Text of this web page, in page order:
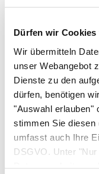
Dürfen wir Cookies
Wir übermitteln
unser Webangebot
Dienste zu den
dürfen, benötigen
"Auswahl erlauben"
stimmen Sie
umfasst auch Ihre
DSGVO. Unter
eingesetzt.
Weiterlesen:
Welches
richtige?
Die
Listenform
Autor*innen